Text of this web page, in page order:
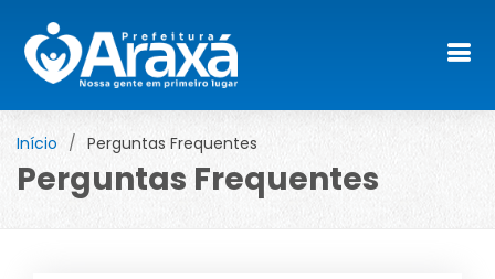
Início Perguntas Frequentes
Perguntas Frequentes